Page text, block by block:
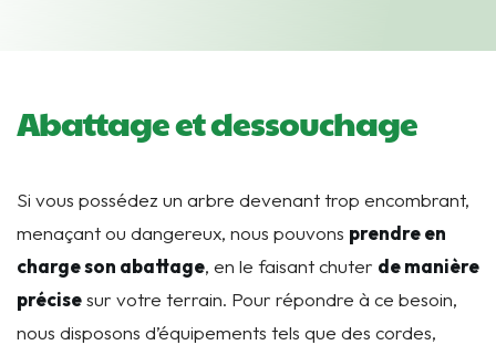
Abattage et dessouchage
Si vous possédez un arbre devenant trop encombrant,
menaçant ou dangereux, nous pouvons prendre en
charge son abattage, en le faisant chuter de manière
précisesur votre terrain. Pour répondre à ce besoin,
nous disposons d’équipements tels que des cordes,